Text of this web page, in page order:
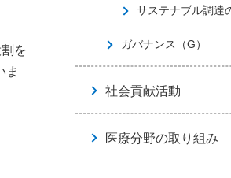
を
ま
サステナブル調達
ガバナンス（G）
社会貢献活動
医療分野の取り組み